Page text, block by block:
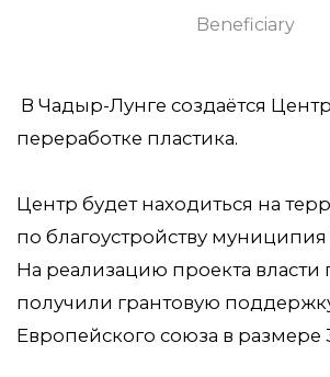
Beneficiary
В Чадыр-Лунге создаётся
переработке пластика.
Центр будет находиться на
по благоустройству
На реализацию проекта власти
получили грантовую
Европейского союза в размере